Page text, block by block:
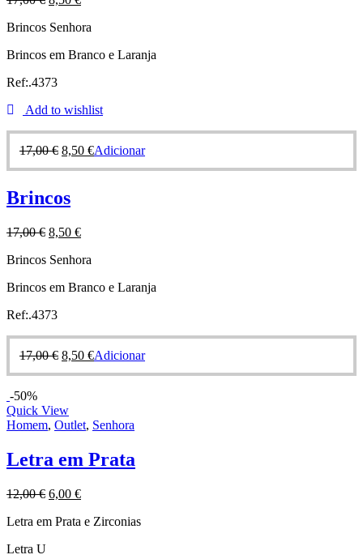
Brincos Senhora
Brincos em Branco e Laranja
Ref:.4373
Add to wishlist
17,00€ 8,50 €Adicionar
Brincos
17,00€ 8,50 €
Brincos Senhora
Brincos em Branco e Laranja
Ref:.4373
17,00€ 8,50 €Adicionar
-50%
Quick View
Homem, Outlet, Senhora
Letra em Prata
12,00€ 6,00 €
Letra em Prata e Zirconias
Letra U